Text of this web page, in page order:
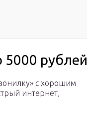
рублей
с хорошим
интернет,